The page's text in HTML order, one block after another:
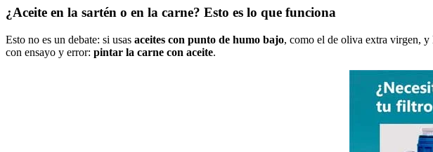
¿Aceite en la sartén o en la carne? Esto es lo que funciona
Esto no es un debate: si usas aceites con punto de humo bajo, como el de oliva extra virgen, y
con ensayo y error: pintar la carne con aceite.